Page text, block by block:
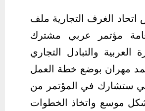
الغرف التجارية ملف
مؤتمر عربي مشترك
العربية والتبادل التجاري
مهران بوضع خطة العمل
ستشارك في المؤتمر من
موسع واتخاذ الخطوات